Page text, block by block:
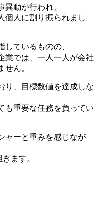
動が行われ、
個人に割り振られまし
ているものの、
業では、一人一人が会社
ん。
り、目標数値を達成しな
も重要な任務を負ってい
ャーと重みを感じなが
ます。